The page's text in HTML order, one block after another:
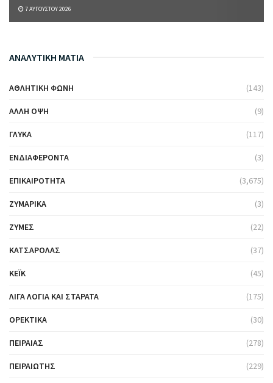
7 ΑΥΓΟΎΣΤΟΥ 2026
ΑΝΑΛΥΤΙΚΗ ΜΑΤΙΑ
ΑΘΛΗΤΙΚΉ ΦΩΝΉ (143)
ΆΛΛΗ ΌΨΗ (9)
ΓΛΥΚΆ (117)
ΕΝΔΙΑΦΈΡΟΝΤΑ (3)
ΕΠΙΚΑΙΡΌΤΗΤΑ (3,675)
ΖΥΜΑΡΙΚΆ (3)
ΖΎΜΕΣ (22)
ΚΑΤΣΑΡΌΛΑΣ (37)
ΚΈΙΚ (45)
ΛΊΓΑ ΛΌΓΙΑ ΚΑΙ ΣΤΑΡΆΤΑ (175)
ΟΡΕΚΤΙΚΆ (30)
ΠΕΙΡΑΙΆΣ (278)
ΠΕΙΡΑΙΏΤΗΣ (229)